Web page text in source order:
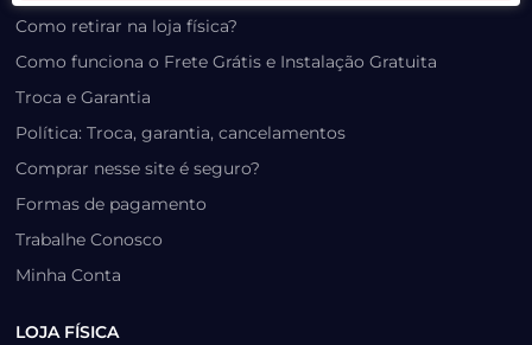
Como retirar na loja física?
Como funciona o Frete Grátis e Instalação Gratuita
Troca e Garantia
Política: Troca, garantia, cancelamentos
Comprar nesse site é seguro?
Formas de pagamento
Trabalhe Conosco
Minha Conta
LOJA FÍSICA